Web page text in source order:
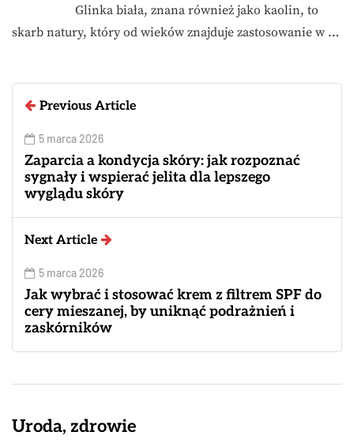
Glinka biała, znana również jako kaolin, to
skarb natury, który od wieków znajduje zastosowanie w …
Previous Article
5 marca 2026
Zaparcia a kondycja skóry: jak rozpoznać
sygnały i wspierać jelita dla lepszego
wyglądu skóry
Next Article
5 marca 2026
Jak wybrać i stosować krem z filtrem SPF do
cery mieszanej, by uniknąć podrażnień i
zaskórników
Uroda, zdrowie